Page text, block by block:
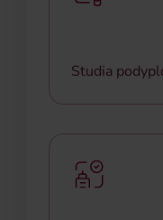
Studia
dofinansowanie